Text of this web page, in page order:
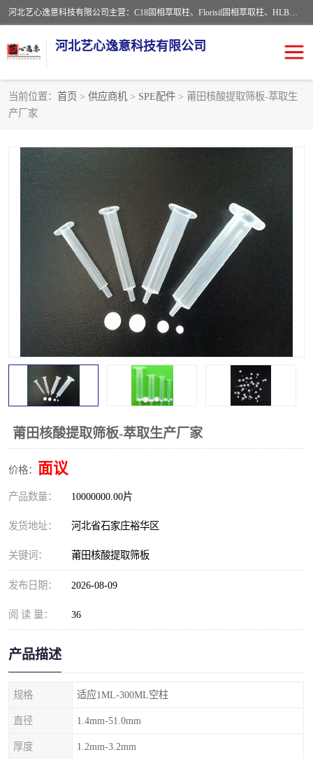
河北艺心逸意科技有限公司主营：C18固相萃取柱、Florisil固相萃取柱、HLB固相萃取柱、MCX固相萃取柱、QuEChERS、固相萃取空柱、针式过滤器 、固相萃取柱、黄曲霉毒素亲和柱。全国咨询热线：18630105913。河北艺心逸意科技有限公司接受来样定做，我们秉承着“顾客至上，锐意进取”的经营理念，坚持客户至上的原则为广大客户提供优质的服务，欢迎广大客户惠顾！免费咨询！
河北艺心逸意科技有限公司
当前位置： 首页 > 供应商机 > SPE配件 > 莆田核酸提取筛板-萃取生
产厂家
莆田核酸提取筛板-萃取生产厂家
价格： 面议
产品数量： 10000000.00片
发货地址： 河北省石家庄裕华区
关键词： 莆田核酸提取筛板
发布日期： 2026-08-09
阅 读 量： 36
产品描述
规格 适应1ML-300ML空柱
直径 1.4mm-51.0mm
厚度 1.2mm-3.2mm
固相萃取柱
离子色谱预处理柱 免疫亲和柱
QuEChERS SPE填料
ELISA试剂盒 过滤器/滤膜
多功能净化柱 SPE配件
萃取装置 96孔板